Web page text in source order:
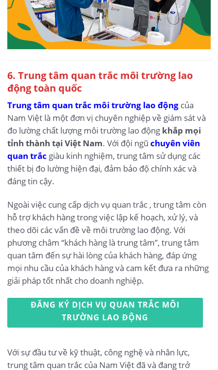
6. Trung tâm quan trắc môi trường lao
động toàn quốc
Trung tâm quan trắc môi trường lao động của
Nam Việt là một đơn vị chuyên nghiệp về giám sát và
đo lường chất lượng môi trường lao động khắp mọi
tỉnh thành tại Việt Nam. Với đội ngũ chuyên viên
quan trắc giàu kinh nghiệm, trung tâm sử dụng các
thiết bị đo lường hiện đại, đảm bảo độ chính xác và
đáng tin cậy.
Ngoài việc cung cấp dịch vụ quan trắc , trung tâm còn
hỗ trợ khách hàng trong việc lập kế hoạch, xử lý, và
theo dõi các vấn đề về môi trường lao động. Với
phương châm “khách hàng là trung tâm”, trung tâm
quan tâm đến sự hài lòng của khách hàng, đáp ứng
mọi nhu cầu của khách hàng và cam kết đưa ra những
giải pháp tốt nhất cho doanh nghiệp.
ĐĂNG KÝ DỊCH VỤ QUAN TRẮC MÔI
TRƯỜNG LAO ĐỘNG
Với sự đầu tư về kỹ thuật, công nghệ và nhân lực,
trung tâm quan trắc của Nam Việt đã và đang trở